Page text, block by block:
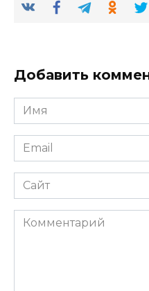
Добавить
Имя
*
Email
*
Сайт
Комментарий